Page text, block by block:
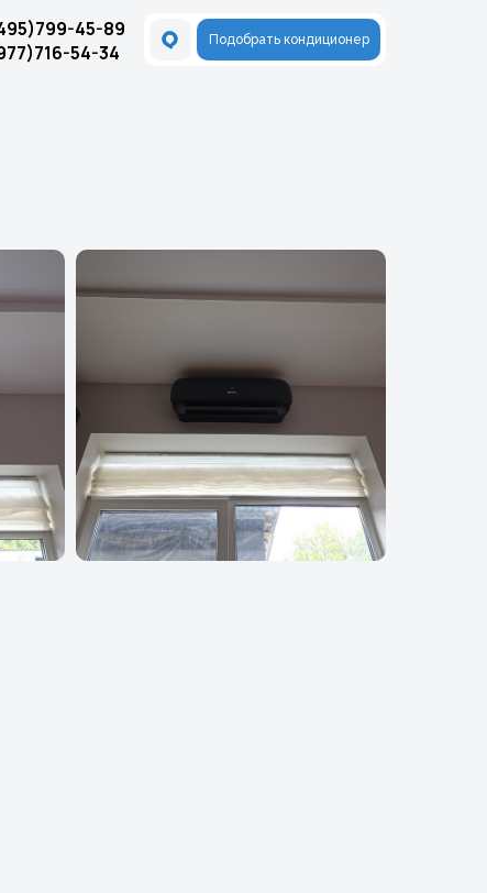
Подобрать кондиционер
45-89
54-34